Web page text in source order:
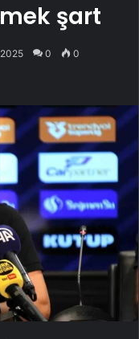
şart
0 0